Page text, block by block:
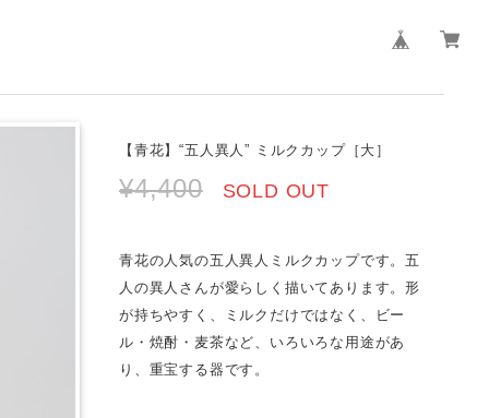
【青花】“五人異人” ミルクカップ［大］
¥4,400 SOLD OUT
青花の人気の五人異人ミルクカップです。五
人の異人さんが愛らしく描いてあります。形
が持ちやすく、ミルクだけではなく、ビー
ル・焼酎・麦茶など、いろいろな用途があ
り、重宝する器です。